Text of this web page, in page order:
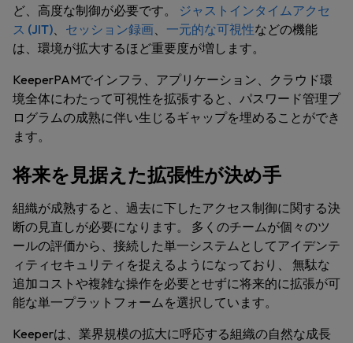
ど、高度な制御が必要です。 ジャストインタイムアクセ
ス (JIT)、 セッション録画、 一元的な可視性などの機能
は、環境が拡大するほど重要度が増します。
KeeperPAMでインフラ、アプリケーション、クラウド環
境全体にわたって可視性を拡張すると、パスワード管理プ
ログラムの成熟に伴い生じるギャップを埋めることができ
ます。
将来を見据えた拡張性が決め手
組織が成熟すると、過去に下したアクセス制御に関する決
断の見直しが必要になります。 多くのチームが個々のツ
ールの評価から、接続した単一システムとしてアイデンテ
ィティセキュリティを捉えるようになっており、 無駄な
追加コストや複雑な操作を必要とせずに将来的に拡張が可
能な単一プラットフォームを選択しています。
Keeperは、業界規模の拡大に呼応する組織の自然な成長